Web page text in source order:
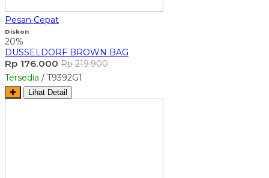
Pesan Cepat
Diskon
20%
DUSSELDORF BROWN BAG
Rp 176.000 Rp 219.900
Tersedia / T9392G1
✚ Lihat Detail